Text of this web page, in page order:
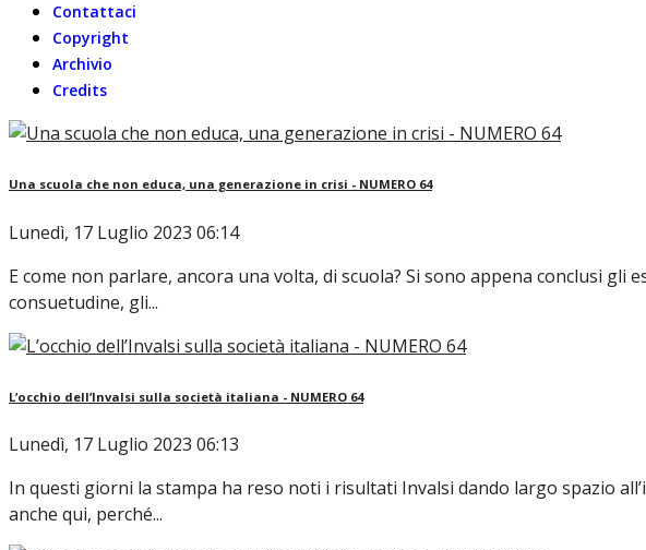
Contattaci
Copyright
Archivio
Credits
Una scuola che non educa, una generazione in crisi - NUMERO 64
Lunedì, 17 Luglio 2023 06:14
E come non parlare, ancora una volta, di scuola? Si sono appena conclusi
consuetudine, gli...
L’occhio dell’Invalsi sulla società italiana - NUMERO 64
Lunedì, 17 Luglio 2023 06:13
In questi giorni la stampa ha reso noti i risultati Invalsi dando largo spazio
anche qui, perché...